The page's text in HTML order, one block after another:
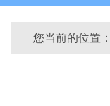
您当前的位置：